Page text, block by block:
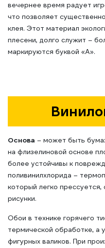
вечернее время радует
что позволяет
клея. Этот материал
плесени, долго служит –
маркируются буквой «А».
Основа – может быть
на флизелиновой основе
более устойчивы к
поливинилхлорида –
который легко
рисунки.
Обои в технике горячего
термической обработке, а
фигурных валиков. При